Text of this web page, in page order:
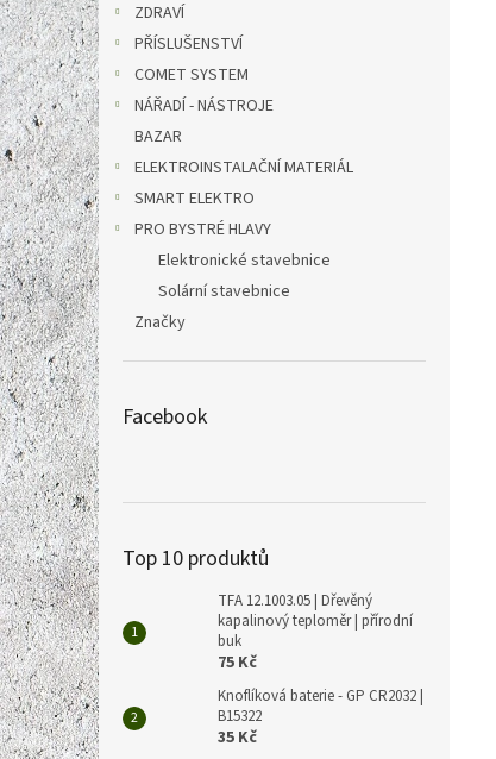
ZDRAVÍ
PŘÍSLUŠENSTVÍ
COMET SYSTEM
NÁŘADÍ - NÁSTROJE
BAZAR
ELEKTROINSTALAČNÍ MATERIÁL
SMART ELEKTRO
PRO BYSTRÉ HLAVY
Elektronické stavebnice
Solární stavebnice
Značky
Facebook
Top 10 produktů
TFA 12.1003.05 | Dřevěný
kapalinový teploměr | přírodní
buk
75 Kč
Knoflíková baterie - GP CR2032 |
B15322
35 Kč